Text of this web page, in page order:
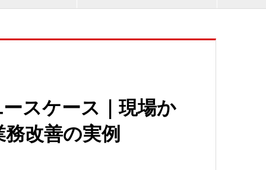
スケース｜現場か
改善の実例